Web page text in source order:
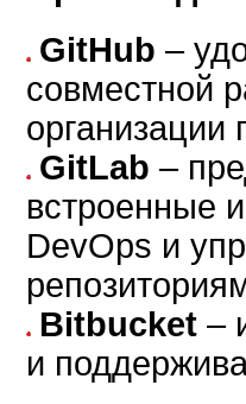
GitHub –
совместной
организации
GitLab –
встроенные
DevOps и
Bitbucket –
и